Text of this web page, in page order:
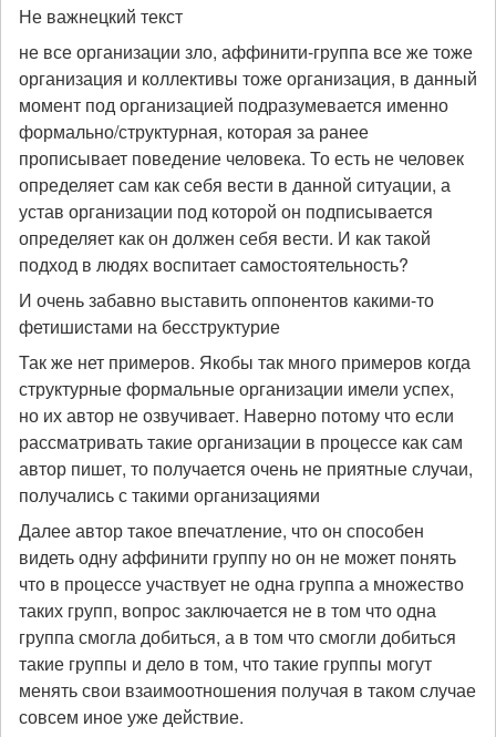
Не важнецкий текст
не все организации зло, аффинити-группа все же тоже
организация и коллективы тоже организация, в данный
момент под организацией подразумевается именно
формально/структурная, которая за ранее
прописывает поведение человека. То есть не человек
определяет сам как себя вести в данной ситуации, а
устав организации под которой он подписывается
определяет как он должен себя вести. И как такой
подход в людях воспитает самостоятельность?
И очень забавно выставить оппонентов какими-то
фетишистами на бесструктурие
Так же нет примеров. Якобы так много примеров когда
структурные формальные организации имели успех,
но их автор не озвучивает. Наверно потому что если
рассматривать такие организации в процессе как сам
автор пишет, то получается очень не приятные случаи,
получались с такими организациями
Далее автор такое впечатление, что он способен
видеть одну аффинити группу но он не может понять
что в процессе участвует не одна группа а множество
таких групп, вопрос заключается не в том что одна
группа смогла добиться, а в том что смогли добиться
такие группы и дело в том, что такие группы могут
менять свои взаимоотношения получая в таком случае
совсем иное уже действие.